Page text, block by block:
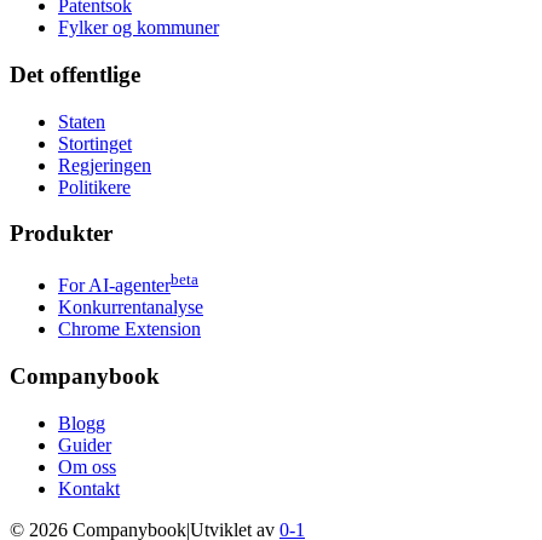
Patentsok
Fylker og kommuner
Det offentlige
Staten
Stortinget
Regjeringen
Politikere
Produkter
For AI-agenterbeta
Konkurrentanalyse
Chrome Extension
Companybook
Blogg
Guider
Om oss
Kontakt
© 2026 Companybook|Utviklet av 0-1